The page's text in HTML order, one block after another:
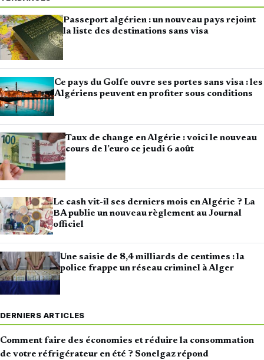
Passeport algérien : un nouveau pays rejoint
la liste des destinations sans visa
Ce pays du Golfe ouvre ses portes sans visa : les
Algériens peuvent en profiter sous conditions
Taux de change en Algérie : voici le nouveau
cours de l’euro ce jeudi 6 août
Le cash vit-il ses derniers mois en Algérie ? La
BA publie un nouveau règlement au Journal
officiel
Une saisie de 8,4 milliards de centimes : la
police frappe un réseau criminel à Alger
DERNIERS ARTICLES
Comment faire des économies et réduire la consommation
de votre réfrigérateur en été ? Sonelgaz répond